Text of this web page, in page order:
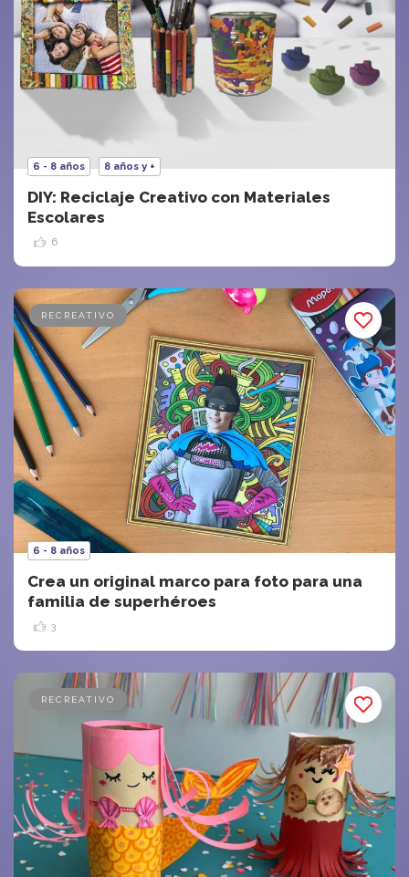
6 - 8 años 8 años y +
DIY: Reciclaje Creativo con Materiales
Escolares
6
RECREATIVO
6 - 8 años
Crea un original marco para foto para una
familia de superhéroes
3
RECREATIVO